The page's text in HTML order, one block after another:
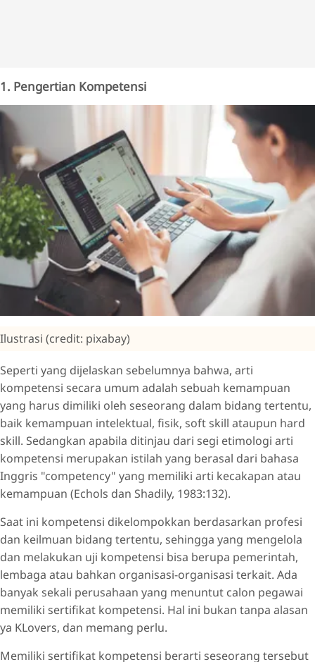
1. Pengertian Kompetensi
Ilustrasi (credit: pixabay)
Seperti yang dijelaskan sebelumnya bahwa, arti
kompetensi secara umum adalah sebuah kemampuan
yang harus dimiliki oleh seseorang dalam bidang tertentu,
baik kemampuan intelektual, fisik, soft skill ataupun hard
skill. Sedangkan apabila ditinjau dari segi etimologi arti
kompetensi merupakan istilah yang berasal dari bahasa
Inggris "competency" yang memiliki arti kecakapan atau
kemampuan (Echols dan Shadily, 1983:132).
Saat ini kompetensi dikelompokkan berdasarkan profesi
dan keilmuan bidang tertentu, sehingga yang mengelola
dan melakukan uji kompetensi bisa berupa pemerintah,
lembaga atau bahkan organisasi-organisasi terkait. Ada
banyak sekali perusahaan yang menuntut calon pegawai
memiliki sertifikat kompetensi. Hal ini bukan tanpa alasan
ya KLovers, dan memang perlu.
Memiliki sertifikat kompetensi berarti seseorang tersebut